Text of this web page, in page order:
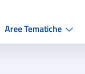
Aree Tematiche